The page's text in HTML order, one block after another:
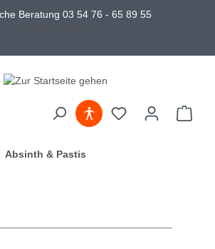
Beratung 03 54 76 - 65 89 55
Absinth & Pastis